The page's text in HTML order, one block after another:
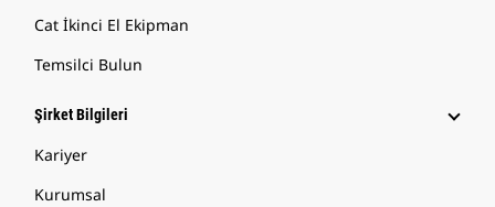
Cat İkinci El Ekipman
Temsilci Bulun
Şirket Bilgileri
Kariyer
Kurumsal